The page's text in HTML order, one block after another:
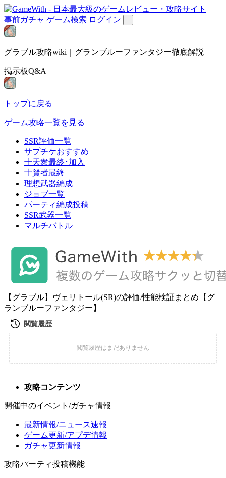
事前ガチャ ゲーム検索 ログイン
グラブル攻略wiki｜グランブルーファンタジー徹底解説
掲示板Q&A
トップに戻る
ゲーム攻略一覧を見る
SSR評価一覧
サプチケおすすめ
十天衆最終･加入
十賢者最終
理想武器編成
ジョブ一覧
パーティ編成投稿
SSR武器一覧
マルチバトル
【グラブル】ヴェリトール(SR)の評価/性能検証まとめ【グ
ランブルーファンタジー】
攻略コンテンツ
開催中のイベント/ガチャ情報
最新情報/ニュース速報
ゲーム更新/アプデ情報
ガチャ更新情報
攻略パーティ投稿機能